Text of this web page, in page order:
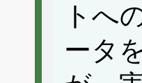
トへ
ータ